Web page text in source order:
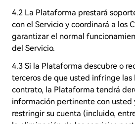
4.2 La Plataforma prestará
con el Servicio y coordinará a los
garantizar el normal
del Servicio.
4.3 Si la Plataforma descubre o
terceros de que usted infringe las
contrato, la Plataforma tendrá
información pertinente con usted
restringir su cuenta (incluido,